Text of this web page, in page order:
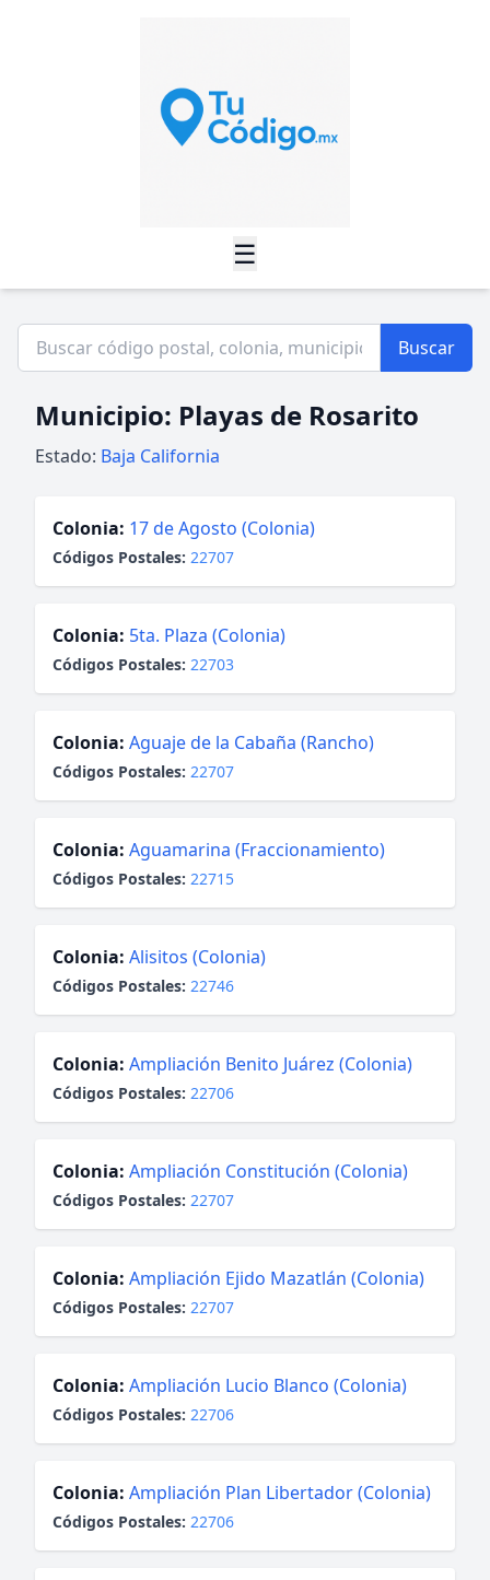
☰
Buscar
Municipio: Playas de Rosarito
Estado: Baja California
Colonia: 17 de Agosto (Colonia)
Códigos Postales: 22707
Colonia: 5ta. Plaza (Colonia)
Códigos Postales: 22703
Colonia: Aguaje de la Cabaña (Rancho)
Códigos Postales: 22707
Colonia: Aguamarina (Fraccionamiento)
Códigos Postales: 22715
Colonia: Alisitos (Colonia)
Códigos Postales: 22746
Colonia: Ampliación Benito Juárez (Colonia)
Códigos Postales: 22706
Colonia: Ampliación Constitución (Colonia)
Códigos Postales: 22707
Colonia: Ampliación Ejido Mazatlán (Colonia)
Códigos Postales: 22707
Colonia: Ampliación Lucio Blanco (Colonia)
Códigos Postales: 22706
Colonia: Ampliación Plan Libertador (Colonia)
Códigos Postales: 22706